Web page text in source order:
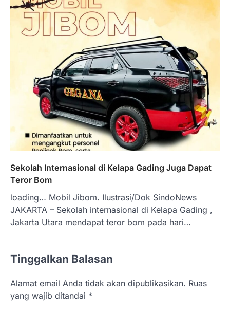
Sekolah Internasional di Kelapa Gading Juga Dapat
Teror Bom
loading… Mobil Jibom. Ilustrasi/Dok SindoNews
JAKARTA – Sekolah internasional di Kelapa Gading ,
Jakarta Utara mendapat teror bom pada hari…
Tinggalkan Balasan
Alamat email Anda tidak akan dipublikasikan. Ruas
yang wajib ditandai *